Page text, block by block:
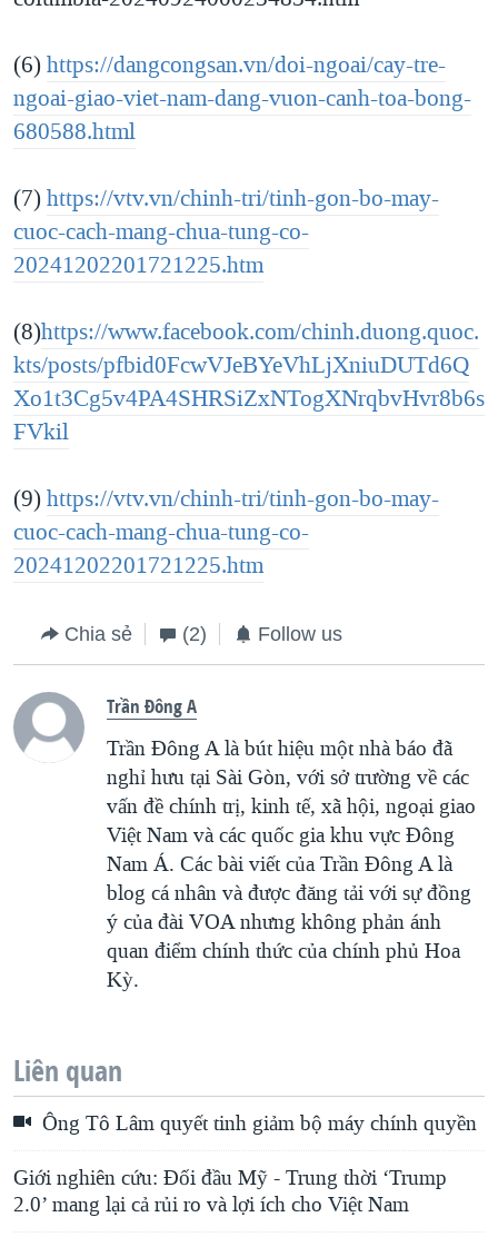
(6)https://dangcongsan.vn/doi-ngoai/cay-tre-
ngoai-giao-viet-nam-dang-vuon-canh-toa-bong-
680588.html
(7)https://vtv.vn/chinh-tri/tinh-gon-bo-may-
cuoc-cach-mang-chua-tung-co-
20241202201721225.htm
(8)https://www.facebook.com/chinh.duong.quoc.
kts/posts/pfbid0FcwVJeBYeVhLjXniuDUTd6Q
Xo1t3Cg5v4PA4SHRSiZxNTogXNrqbvHvr8b6s
FVkil
(9)https://vtv.vn/chinh-tri/tinh-gon-bo-may-
cuoc-cach-mang-chua-tung-co-
20241202201721225.htm
Chia sẻ (2) Follow us
Trần Đông A
Trần Đông A là bút hiệu một nhà báo đã
nghỉ hưu tại Sài Gòn, với sở trường về các
vấn đề chính trị, kinh tế, xã hội, ngoại giao
Việt Nam và các quốc gia khu vực Đông
Nam Á. Các bài viết của Trần Đông A là
blog cá nhân và được đăng tải với sự đồng
ý của đài VOA nhưng không phản ánh
quan điểm chính thức của chính phủ Hoa
Kỳ.
Liên quan
Ông Tô Lâm quyết tinh giảm bộ máy chính quyền
Giới nghiên cứu: Đối đầu Mỹ - Trung thời ‘Trump
2.0’ mang lại cả rủi ro và lợi ích cho Việt Nam